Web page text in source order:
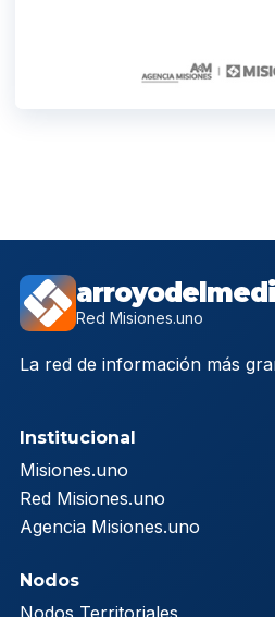
Red Misiones.uno
La red de información más
Institucional
Misiones.uno
Red Misiones.uno
Agencia Misiones.uno
Nodos
Nodos Territoriales